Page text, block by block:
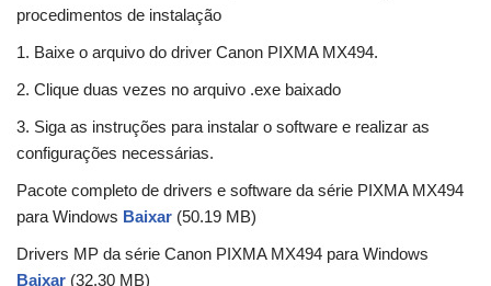
procedimentos de instalação
1. Baixe o arquivo do driver Canon PIXMA MX494.
2. Clique duas vezes no arquivo .exe baixado
3. Siga as instruções para instalar o software e realizar as
configurações necessárias.
Pacote completo de drivers e software da série PIXMA MX494
para Windows Baixar (50.19 MB)
Drivers MP da série Canon PIXMA MX494 para Windows
Baixar (32.30 MB)